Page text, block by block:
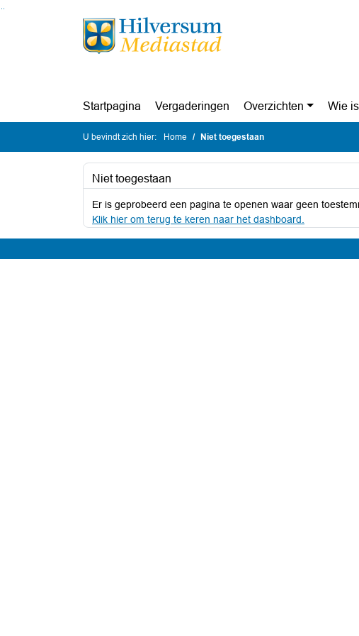
Ga naar de inhoud van deze pagina
Ga naar het zoeken
Ga naar het menu
Startpagina Vergaderingen Overzichten Wie
U bevindt zich hier: Home Niet toegestaan
Niet toegestaan
Er is geprobeerd een pagina te openen waar geen
Klik hier om terug te keren naar het dashboard.